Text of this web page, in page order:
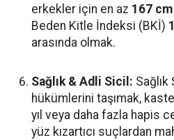
erkekler için en az 167 cm
Beden Kitle İndeksi (BKİ)
arasında olmak.
Sağlık & Adli Sicil: Sağlık
hükümlerini taşımak,
yıl veya daha fazla hapis
yüz kızartıcı suçlardan